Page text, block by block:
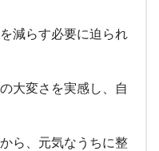
を減らす必要に迫られ
大変さを実感し、自
ら、元気なうちに整